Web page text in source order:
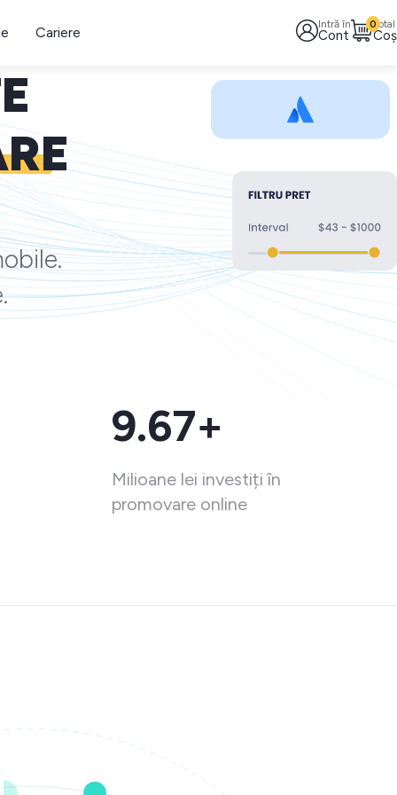
Cariere Intră în
Cont
Total
Coș
0
9.67+
Milioane lei investiți în
promovare online